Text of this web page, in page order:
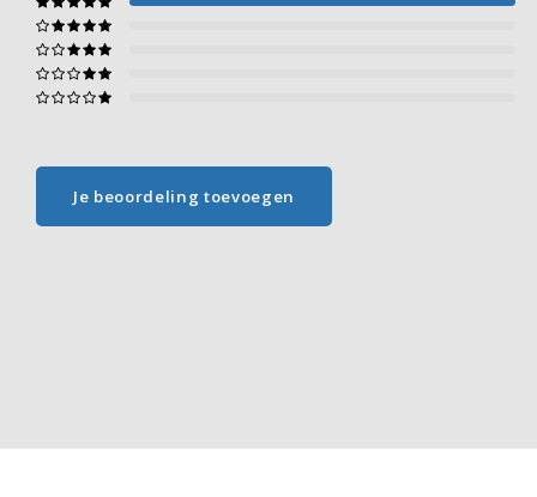
Je beoordeling toevoegen